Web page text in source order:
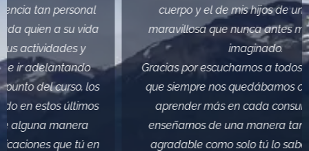
cuerpo y el de mis hijos de una manera
maravillosa que nunca antes me lo hubiera
imaginado.
Gracias por escucharnos a todos tus pacientes
que siempre nos quedábamos con ganas de
aprender más en cada consulta y por fin
enseñarnos de una manera tan auténtica y
agradable como solo tú lo sabes hacer tus